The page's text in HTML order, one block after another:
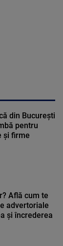
din București
pentru
și firme
Află cum te
advertoriale
și încrederea